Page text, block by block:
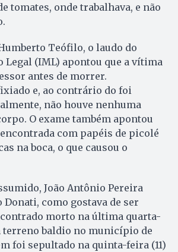
tomates, onde trabalhava, e não
Teófilo, o laudo do
(IML) apontou que a vítima
antes de morrer.
e, ao contrário do foi
não houve nenhuma
O exame também apontou
com papéis de picolé
na boca, o que causou o
João Antônio Pereira
Donati, como gostava de ser
morto na última quarta-
terreno baldio no município de
foi sepultado na quinta-feira (11)